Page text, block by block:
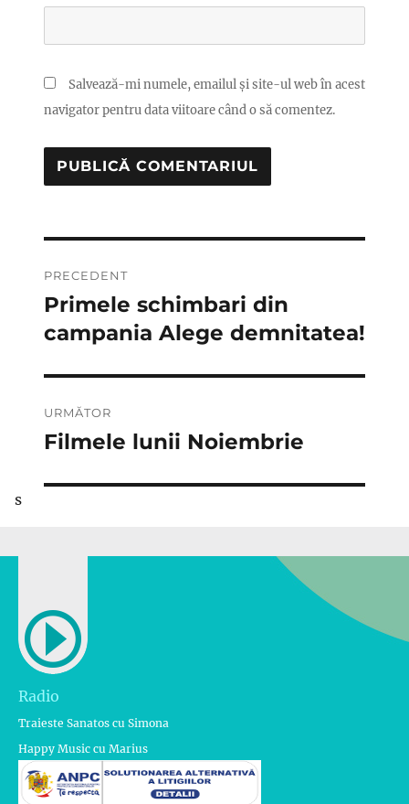
Salvează-mi numele, emailul și site-ul web în acest
navigator pentru data viitoare când o să comentez.
în
articole
PRECEDENT
Articolul
anterior:
Primele schimbari din
campania Alege demnitatea!
URMĂTOR
Articolul
Filmele lunii Noiembrie
s
Radio
Traieste Sanatos cu Simona
Happy Music cu Marius